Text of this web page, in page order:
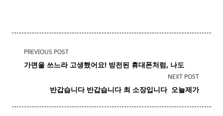
<span
class="nav-
text">Page</span>
PREVIOUS POST
가면을 쓰느라 고생했어요! 방전된 휴대폰처럼, 나도
NEXT POST
반갑습니다 반갑습니다 최 소장입니다 ​ 오늘제가